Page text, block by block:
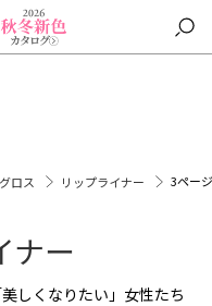
ロス リップライナー 3ペー
ナー
しくなりたい」女性たち